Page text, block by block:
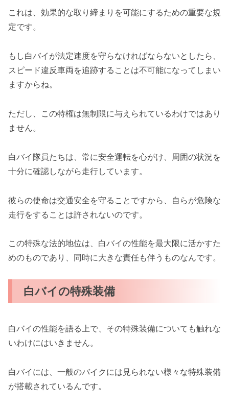
これは、効果的な取り締まりを可能にするための重要な規
定です。
もし白バイが法定速度を守らなければならないとしたら、
スピード違反車両を追跡することは不可能になってしまい
ますからね。
ただし、この特権は無制限に与えられているわけではあり
ません。
白バイ隊員たちは、常に安全運転を心がけ、周囲の状況を
十分に確認しながら走行しています。
彼らの使命は交通安全を守ることですから、自らが危険な
走行をすることは許されないのです。
この特殊な法的地位は、白バイの性能を最大限に活かすた
めのものであり、同時に大きな責任も伴うものなんです。
白バイの特殊装備
白バイの性能を語る上で、その特殊装備についても触れな
いわけにはいきません。
白バイには、一般のバイクには見られない様々な特殊装備
が搭載されているんです。